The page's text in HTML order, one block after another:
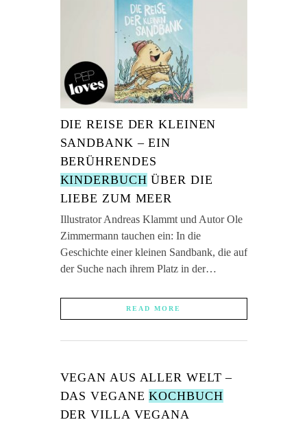
DIE REISE DER KLEINEN
SANDBANK – EIN
BERÜHRENDES
KINDERBUCH ÜBER DIE
LIEBE ZUM MEER
Illustrator Andreas Klammt und Autor Ole
Zimmermann tauchen ein: In die
Geschichte einer kleinen Sandbank, die auf
der Suche nach ihrem Platz in der…
READ MORE
VEGAN AUS ALLER WELT –
DAS VEGANEKOCHBUCH
DER VILLA VEGANA